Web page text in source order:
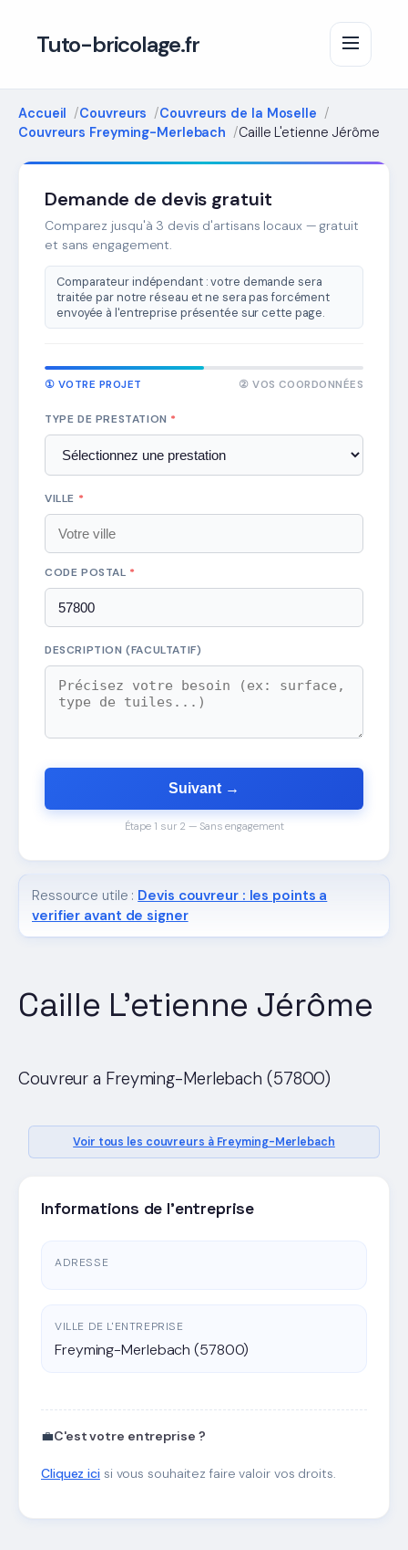
Tuto-bricolage.fr
Accueil Couvreurs
Couvreurs de la Moselle
Couvreurs Freyming-Merlebach
Caille L'etienne Jérôme
Caille L'etienne Jérôme
Couvreur a Freyming-Merlebach (57800)
Voir tous les couvreurs à Freyming-Merlebach
Informations de l'entreprise
ADRESSE
VILLE DE L'ENTREPRISE
Freyming-Merlebach (57800)
💼C'est votre entreprise ?
Cliquez icisi vous souhaitez faire valoir vos droits.
Demande de devis gratuit
Comparez jusqu'à 3 devis d'artisans locaux — gratuit
et sans engagement.
Comparateur indépendant : votre demande sera
traitée par notre réseau et ne sera pas forcément
envoyée à l'entreprise présentée sur cette page.
① VOTRE PROJET ② VOS COORDONNÉES
TYPE DE PRESTATION *
VILLE *
CODE POSTAL *
DESCRIPTION (FACULTATIF)
Suivant →
Étape 1 sur 2 — Sans engagement
Ressource utile : Devis couvreur : les points a
verifier avant de signer